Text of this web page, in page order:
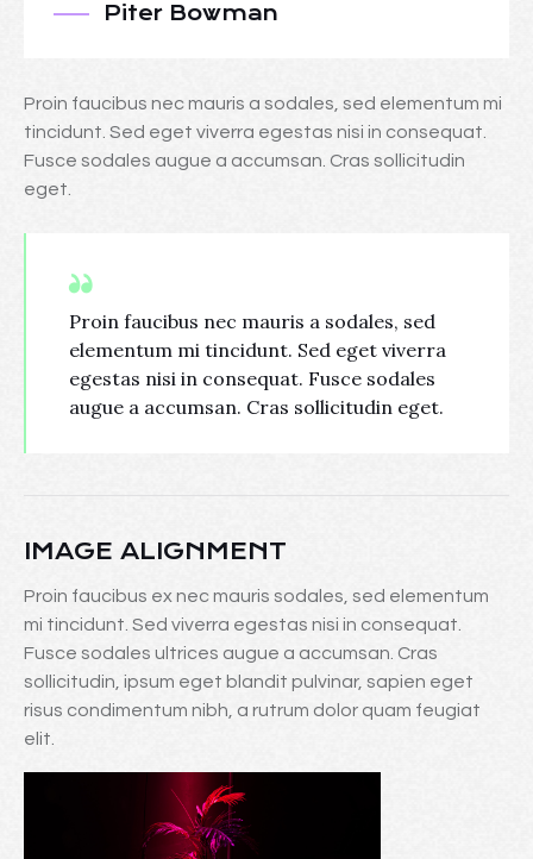
Piter Bowman
Proin faucibus nec mauris a sodales, sed elementum mi
tincidunt. Sed eget viverra egestas nisi in consequat.
Fusce sodales augue a accumsan. Cras sollicitudin
eget.
Proin faucibus nec mauris a sodales, sed
elementum mi tincidunt. Sed eget viverra
egestas nisi in consequat. Fusce sodales
augue a accumsan. Cras sollicitudin eget.
IMAGE ALIGNMENT
Proin faucibus ex nec mauris sodales, sed elementum
mi tincidunt. Sed viverra egestas nisi in consequat.
Fusce sodales ultrices augue a accumsan. Cras
sollicitudin, ipsum eget blandit pulvinar, sapien eget
risus condimentum nibh, a rutrum dolor quam feugiat
elit.